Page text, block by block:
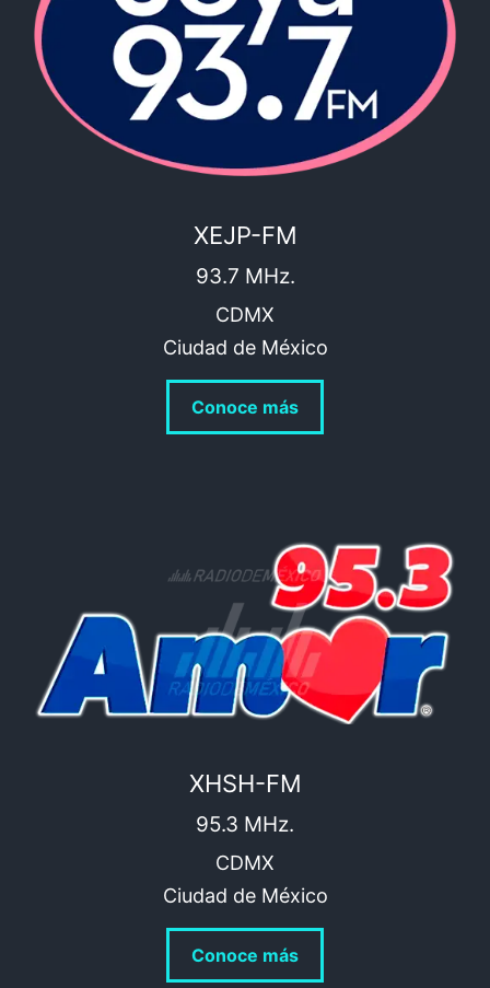
XEJP-FM
93.7 MHz.
CDMX
Ciudad de México
Conoce más
XHSH-FM
95.3 MHz.
CDMX
Ciudad de México
Conoce más